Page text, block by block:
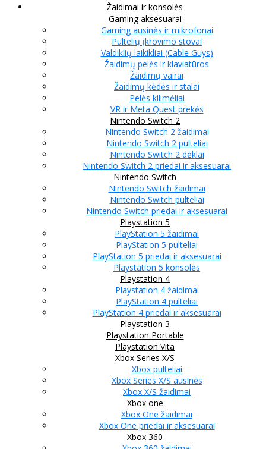
Žaidimai ir konsolės
Gaming aksesuarai
Gaming ausinės ir mikrofonai
Pultelių įkrovimo stovai
Valdiklių laikikliai (Cable Guys)
Žaidimų pelės ir klaviatūros
Žaidimų vairai
Žaidimų kėdės ir stalai
Pelės kilimėliai
VR ir Meta Quest prekės
Nintendo Switch 2
Nintendo Switch 2 žaidimai
Nintendo Switch 2 pulteliai
Nintendo Switch 2 dėklai
Nintendo Switch 2 priedai ir aksesuarai
Nintendo Switch
Nintendo Switch žaidimai
Nintendo Switch pulteliai
Nintendo Switch priedai ir aksesuarai
Playstation 5
PlayStation 5 žaidimai
PlayStation 5 pulteliai
PlayStation 5 priedai ir aksesuarai
Playstation 5 konsolės
Playstation 4
Playstation 4 žaidimai
PlayStation 4 pulteliai
PlayStation 4 priedai ir aksesuarai
Playstation 3
Playstation Portable
Playstation Vita
Xbox Series X/S
Xbox pulteliai
Xbox Series X/S ausinės
Xbox X/S žaidimai
Xbox one
Xbox One žaidimai
Xbox One priedai ir aksesuarai
Xbox 360